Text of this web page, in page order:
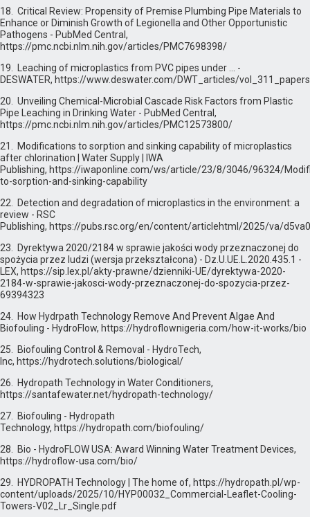
18. Critical Review: Propensity of Premise Plumbing Pipe Materials to
Enhance or Diminish Growth of Legionella and Other Opportunistic
Pathogens - PubMed Central,
https://pmc.ncbi.nlm.nih.gov/articles/PMC7698398/
19. Leaching of microplastics from PVC pipes under ... -
DESWATER, https://www.deswater.com/DWT_articles/
20. Unveiling Chemical-Microbial Cascade Risk Factors from Plastic
Pipe Leaching in Drinking Water - PubMed Central,
https://pmc.ncbi.nlm.nih.gov/articles/PMC12573800/
21. Modifications to sorption and sinking capability of microplastics
after chlorination | Water Supply | IWA
Publishing, https://iwaponline.com/ws/article/23/8/3046/96324/
to-sorption-and-sinking-capability
22. Detection and degradation of microplastics in the environment: a
review - RSC
Publishing, https://pubs.rsc.org/en/content/articlehtml/2025/va/
23. Dyrektywa 2020/2184 w sprawie jakości wody przeznaczonej do
spożycia przez ludzi (wersja przekształcona) - Dz.U.UE.L.2020.435.1 -
LEX, https://sip.lex.pl/akty-prawne/dzienniki-UE/dyrektywa-2020-
2184-w-sprawie-jakosci-wody-przeznaczonej-do-spozycia-przez-
69394323
24. How Hydrpath Technology Remove And Prevent Algae And
Biofouling - HydroFlow, https://hydroflownigeria.com/how-it-works/bio
25. Biofouling Control & Removal - HydroTech,
Inc, https://hydrotech.solutions/biological/
26. Hydropath Technology in Water Conditioners,
https://santafewater.net/hydropath-technology/
27. Biofouling - Hydropath
Technology, https://hydropath.com/biofouling/
28. Bio - HydroFLOW USA: Award Winning Water Treatment Devices,
https://hydroflow-usa.com/bio/
29. HYDROPATH Technology | The home of, https://hydropath.pl/wp-
content/uploads/2025/10/HYP00032_Commercial-Leaflet-Cooling-
Towers-V02_Lr_Single.pdf